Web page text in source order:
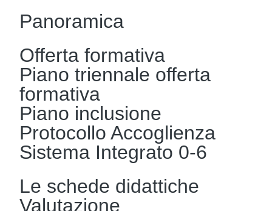
Panoramica
Offerta formativa
Piano triennale offerta
formativa
Piano inclusione
Protocollo Accoglienza
Sistema Integrato 0-6
Le schede didattiche
Valutazione